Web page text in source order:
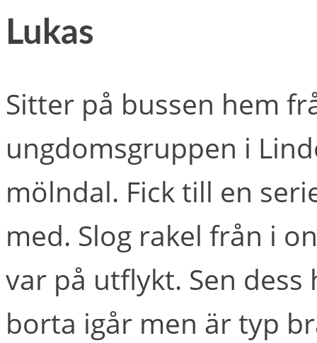
Lukas
Sitter på bussen hem
ungdomsgruppen i
mölndal. Fick till en
med. Slog rakel från i
var på utflykt. Sen dess
borta igår men är typ